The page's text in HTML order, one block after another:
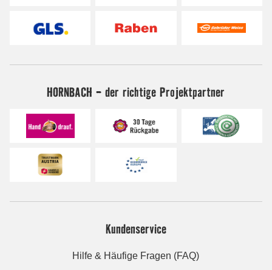
HORNBACH - der richtige Projektpartner
Kundenservice
Hilfe & Häufige Fragen (FAQ)